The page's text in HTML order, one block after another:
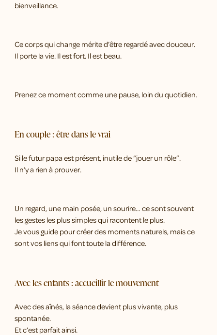
bienveillance.
Ce corps qui change mérite d’être regardé avec douceur.
Il porte la vie. Il est fort. Il est beau.
Prenez ce moment comme une pause, loin du quotidien.
En couple : être dans le vrai
Si le futur papa est présent, inutile de “jouer un rôle”.
Il n’y a rien à prouver.
Un regard, une main posée, un sourire… ce sont souvent
les gestes les plus simples qui racontent le plus.
Je vous guide pour créer des moments naturels, mais ce
sont vos liens qui font toute la différence.
Avec les enfants : accueillir le mouvement
Avec des aînés, la séance devient plus vivante, plus
spontanée.
Et c’est parfait ainsi.